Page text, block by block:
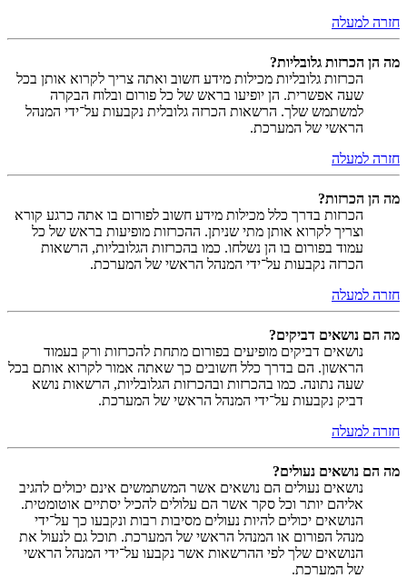
חזרה למעלה
מה הן הכרזות גלובליות?
הכרזות גלובליות מכילות מידע חשוב ואתה צריך לקרוא אותן בכל
שעה אפשרית. הן יופיעו בראש של כל פורום ובלוח הבקרה
למשתמש שלך. הרשאות הכרזה גלובלית נקבעות על־ידי המנהל
הראשי של המערכת.
חזרה למעלה
מה הן הכרזות?
הכרזות בדרך כלל מכילות מידע חשוב לפורום בו אתה כרגע קורא
וצריך לקרוא אותן מתי שניתן. ההכרזות מופיעות בראש של כל
עמוד בפורום בו הן נשלחו. כמו בהכרזות הגלובליות, הרשאות
הכרזה נקבעות על־ידי המנהל הראשי של המערכת.
חזרה למעלה
מה הם נושאים דביקים?
נושאים דביקים מופיעים בפורום מתחת להכרזות ורק בעמוד
הראשון. הם בדרך כלל חשובים כך שאתה אמור לקרוא אותם בכל
שעה נתונה. כמו בהכרזות ובהכרזות הגלובליות, הרשאות נושא
דביק נקבעות על־ידי המנהל הראשי של המערכת.
חזרה למעלה
מה הם נושאים נעולים?
נושאים נעולים הם נושאים אשר המשתמשים אינם יכולים להגיב
אליהם יותר וכל סקר אשר הם עלולים להכיל יסתיים אוטומטית.
הנושאים יכולים להיות נעולים מסיבות רבות ונקבעו כך על־ידי
מנהל הפורום או המנהל הראשי של המערכת. תוכל גם לנעול את
הנושאים שלך לפי ההרשאות אשר נקבעו על־ידי המנהל הראשי
של המערכת.